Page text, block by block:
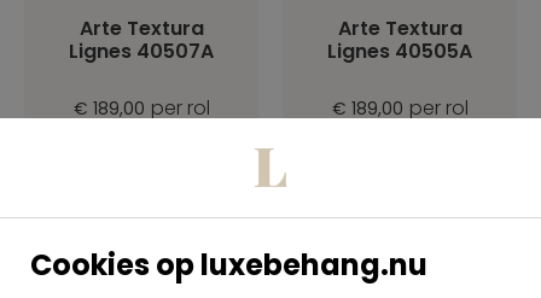
Cookies op luxebehang.nu
Arte Textura
Lignes 40507A
€ 189,00 per rol
Arte Textura
Lignes 40505A
€ 189,00 per rol